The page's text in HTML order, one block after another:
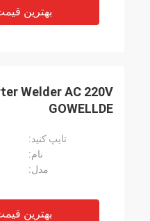
بهترین
Welder AC 220V
GOWELLDE
تایپ کنید:
نام:
مدل:
بهترین